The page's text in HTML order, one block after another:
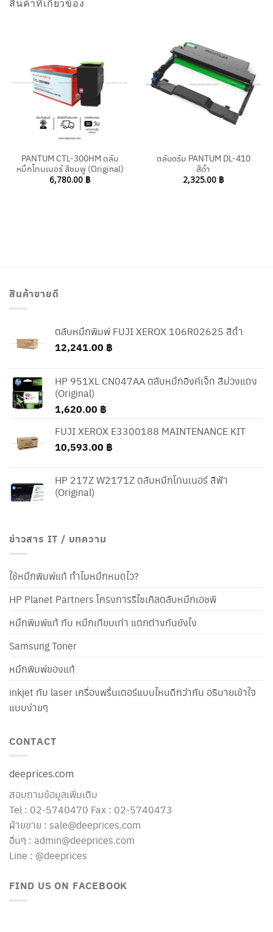
สินค้าที่เกี่ยวข้อง
PANTUM CTL-300HM ตลับ
หมึกโทนเนอร์ สีชมพู (Original)
6,780.00 ฿
ตลับดรัม PANTUM DL-410
สีดำ
2,325.00 ฿
สินค้าขายดี
ตลับหมึกพิมพ์ FUJI XEROX 106R02625 สีดำ
12,241.00 ฿
HP 951XL CN047AA ตลับหมึกอิงค์เจ็ท สีม่วงแดง
(Original)
1,620.00 ฿
FUJI XEROX E3300188 MAINTENANCE KIT
10,593.00 ฿
HP 217Z W2171Z ตลับหมึกโทนเนอร์ สีฟ้า
(Original)
ข่าวสาร IT / บทความ
ใช้หมึกพิมพ์แท้ ทำไมหมึกหมดไว?
HP Planet Partners โครงการรีไซเคิลตลับหมึกเอชพี
หมึกพิมพ์แท้ กับ หมึกเทียบเท่า แตกต่างกันยังไง
Samsung Toner
หมึกพิมพ์ของแท้
inkjet กับ laser เครื่องพริ้นเตอร์แบบไหนดีกว่ากัน อธิบายเข้าใจ
แบบง่ายๆ
CONTACT
deeprices.com
สอบถามข้อมูลเพิ่มเติม
Tel : 02-5740470 Fax : 02-5740473
ฝ่ายขาย : sale@deeprices.com
อื่นๆ : admin@deeprices.com
Line : @deeprices
FIND US ON FACEBOOK